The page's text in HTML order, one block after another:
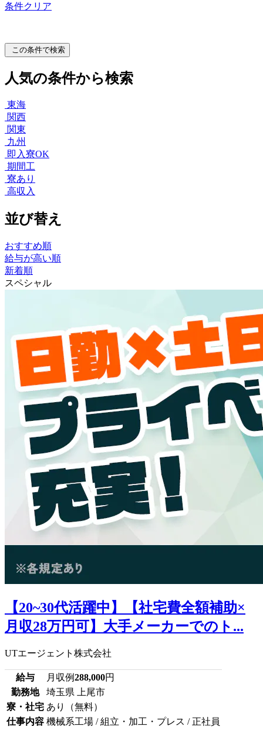
条件クリア
この条件で検索
人気の条件から検索
東海
関西
関東
九州
即入寮OK
期間工
寮あり
高収入
並び替え
おすすめ順
給与が高い順
新着順
スペシャル
【20~30代活躍中】【社宅費全額補助×
月収28万円可】大手メーカーでのト...
UTエージェント株式会社
給与 月収例288,000円
勤務地
埼玉県 上尾市
寮・社宅 あり（無料）
仕事内容 機械系工場 / 組立・加工・プレス / 正社員